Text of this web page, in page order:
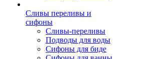
Сливы переливы и
сифоны
Сливы-переливы
Подводы для воды
Сифоны для биде